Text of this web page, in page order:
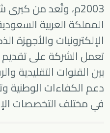
2003م، وتُعد من
المملكة العربية
الإلكترونيات والأجهزة
تعمل الشركة على
بين القنوات التقليدية
دعم الكفاءات الوطنية
في مختلف التخصصات